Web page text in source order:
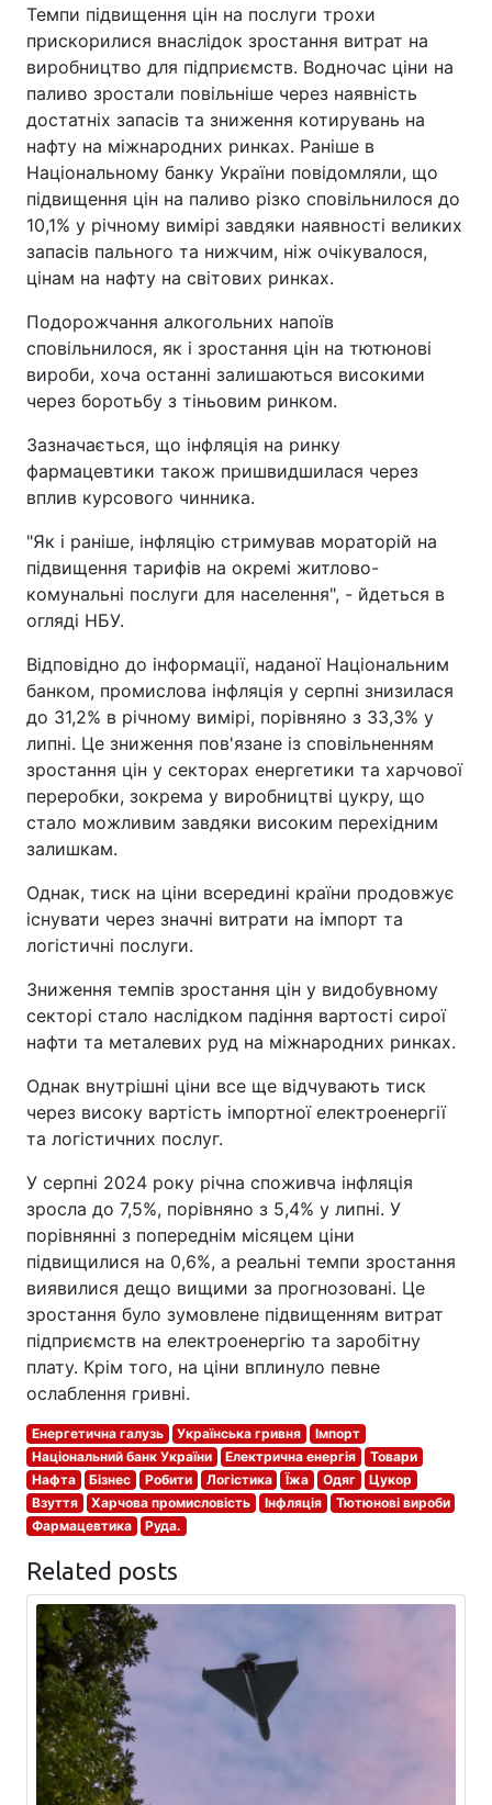
Темпи підвищення цін на послуги трохи
прискорилися внаслідок зростання витрат на
виробництво для підприємств. Водночас ціни на
паливо зростали повільніше через наявність
достатніх запасів та зниження котирувань на
нафту на міжнародних ринках. Раніше в
Національному банку України повідомляли, що
підвищення цін на паливо різко сповільнилося до
10,1% у річному вимірі завдяки наявності великих
запасів пального та нижчим, ніж очікувалося,
цінам на нафту на світових ринках.
Подорожчання алкогольних напоїв
сповільнилося, як і зростання цін на тютюнові
вироби, хоча останні залишаються високими
через боротьбу з тіньовим ринком.
Зазначається, що інфляція на ринку
фармацевтики також пришвидшилася через
вплив курсового чинника.
"Як і раніше, інфляцію стримував мораторій на
підвищення тарифів на окремі житлово-
комунальні послуги для населення", - йдеться в
огляді НБУ.
Відповідно до інформації, наданої Національним
банком, промислова інфляція у серпні знизилася
до 31,2% в річному вимірі, порівняно з 33,3% у
липні. Це зниження пов'язане із сповільненням
зростання цін у секторах енергетики та харчової
переробки, зокрема у виробництві цукру, що
стало можливим завдяки високим перехідним
залишкам.
Однак, тиск на ціни всередині країни продовжує
існувати через значні витрати на імпорт та
логістичні послуги.
Зниження темпів зростання цін у видобувному
секторі стало наслідком падіння вартості сирої
нафти та металевих руд на міжнародних ринках.
Однак внутрішні ціни все ще відчувають тиск
через високу вартість імпортної електроенергії
та логістичних послуг.
У серпні 2024 року річна споживча інфляція
зросла до 7,5%, порівняно з 5,4% у липні. У
порівнянні з попереднім місяцем ціни
підвищилися на 0,6%, а реальні темпи зростання
виявилися дещо вищими за прогнозовані. Це
зростання було зумовлене підвищенням витрат
підприємств на електроенергію та заробітну
плату. Крім того, на ціни вплинуло певне
ослаблення гривні.
Енергетична галузь Українська гривня
Імпорт
Національний банк України
Електрична енергія
Товари
Нафта
Бізнес Робити Логістика Їжа Одяг
Цукор
Взуття
Харчова промисловість Інфляція
Тютюнові вироби
Фармацевтика
Руда.
Related posts